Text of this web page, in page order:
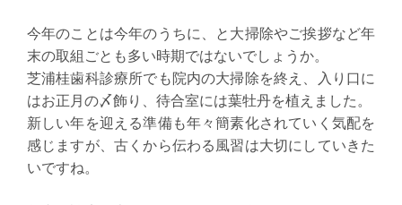
今年のことは今年のうちに、と大掃除やご挨拶など年
末の取組ごとも多い時期ではないでしょうか。
芝浦桂歯科診療所でも院内の大掃除を終え、入り口に
はお正月の〆飾り、待合室には葉牡丹を植えました。
新しい年を迎える準備も年々簡素化されていく気配を
感じますが、古くから伝わる風習は大切にしていきた
いですね。